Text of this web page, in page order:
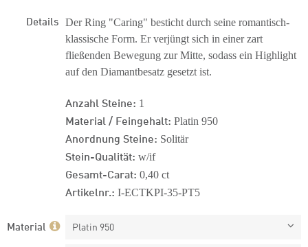
Details Der Ring "Caring" besticht durch seine romantisch-
klassische Form. Er verjüngt sich in einer zart
fließenden Bewegung zur Mitte, sodass ein Highlight
auf den Diamantbesatz gesetzt ist.
Anzahl Steine: 1
Material / Feingehalt: Platin 950
Anordnung Steine: Solitär
Stein-Qualität: w/if
Gesamt-Carat: 0,40 ct
Artikelnr.: I-ECTKPI-35-PT5
Material Platin 950